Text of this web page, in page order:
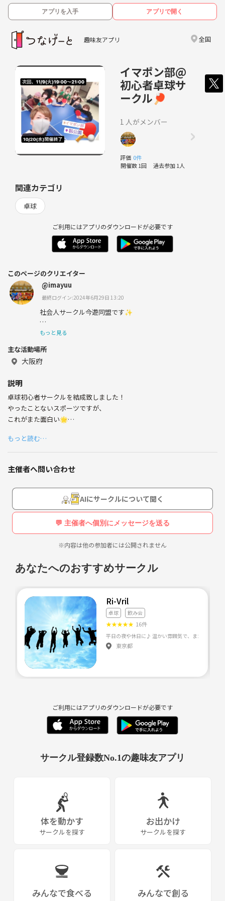
アプリを入手 アプリで開く
趣味友アプリ 全国
イマポン部@
初心者卓球サ
ークル🏓
1 人がメンバー
評価 0件
開催数 1回 過去参加 1人
関連カテゴリ
卓球
ご利用にはアプリのダウンロードが必要です
このページのクリエイター
@imayuu
最終ログイン:2024年6月29日 13:20
社会人サークル今遊同盟です✨
20代,30代中心の社会人でバドミントンサークルや飲み会
をしていますっ♫
開催風景▽
インスタグラム
@imayuujp
💛友達や恋人を作りたい
💛職場以外に楽しめる場所が欲しい
💛気の合う・共通の趣味の友達が欲しい
という方、大歓迎です♫
※ナンパ目的等での参加はご遠慮ください。
人見知りの方、一人での参加の方大歓迎です♪☆
参加しやすい様、一人参加される方や初参加の方が毎回半
数近くしめます😆
くて大丈夫です🙆‍♀️
⭐︎名前orニックネーム
⭐︎年齢
⭐︎出身
もっと見る
主な活動場所
大阪府
説明
卓球初心者サークルを結成致しました！
やったことないスポーツですが、
これがまた面白い🌟
現在は本町にて
週に1度ペースで開催しています🏓
参加費は500円
ラケットレンタルは+500円
=====主催 =====
今遊同盟🌟
20代,30代中心の社会人で
開催風景▽
@imayuujp
💛友達や恋人を作りたい
💛職場以外に楽しめる場所が欲しい
💛気の合う・共通の趣味の友達が欲しい
という方、大歓迎です♫
※ナンパ目的等での参加はご遠慮ください。
参加しやすい様、一人参加される方や初参加の方が毎回半数近くしめま
応募時に差し支えない程度で、簡単な自己紹介の記載お願いします🤲
⭐︎名前orニックネーム
もっと読む…
主催者へ問い合わせ
AIにサークルについて聞く
💬 主催者へ個別にメッセージを送る
※内容は他の参加者には公開されません
あなたへのおすすめサークル
Ri-Vril
卓球 飲み会
★★★★★ 16件
平日の夜や休日に♪ 温かい雰囲気で、また一緒に
東京都
ご利用にはアプリのダウンロードが必要です
サークル登録数No.1の趣味友アプリ
体を動かす
サークルを探す
お出かけ
サークルを探す
みんなで食べる みんなで創る